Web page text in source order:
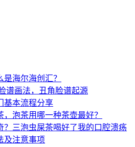
海尔海创汇？
谱画法，丑角脸谱起源
基本流程分享
泡茶用哪一种茶壶最好？
？三泡虫屎茶喝好了我的口腔溃疡
及注意事项